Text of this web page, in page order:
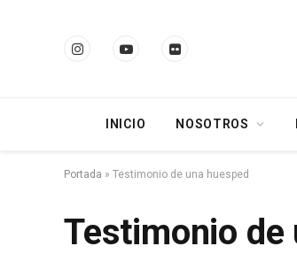
InstagramYouTubeFlickr
INICIO NOSOTROS
Portada » Testimonio de una huesped
Testimonio de